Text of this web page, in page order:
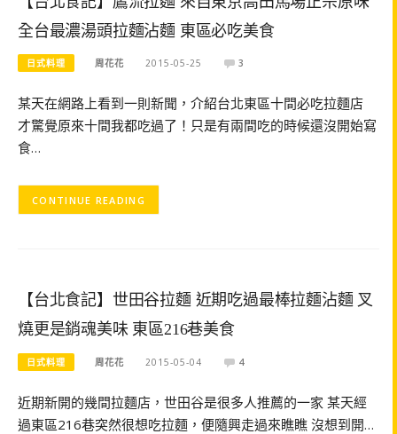
全台最濃湯頭拉麵沾麵 東區必吃美食
日式料理 周花花 2015-05-25 3
某天在網路上看到一則新聞，介紹台北東區十間必吃拉麵店
才驚覺原來十間我都吃過了！只是有兩間吃的時候還沒開始寫
食…
CONTINUE READING
【台北食記】世田谷拉麵 近期吃過最棒拉麵沾麵 叉
燒更是銷魂美味 東區216巷美食
日式料理 周花花 2015-05-04 4
近期新開的幾間拉麵店，世田谷是很多人推薦的一家 某天經
過東區216巷突然很想吃拉麵，便隨興走過來瞧瞧 沒想到開…